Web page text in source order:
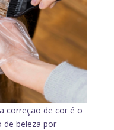
correção de cor é o
de beleza por